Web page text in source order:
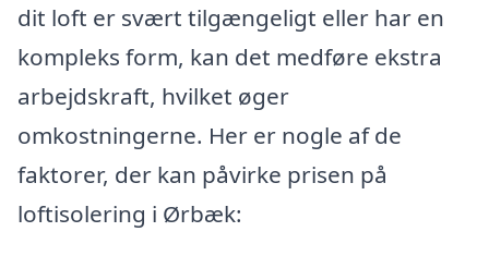
dit loft er svært tilgængeligt eller har en
kompleks form, kan det medføre ekstra
arbejdskraft, hvilket øger
omkostningerne. Her er nogle af de
faktorer, der kan påvirke prisen på
loftisolering i Ørbæk: